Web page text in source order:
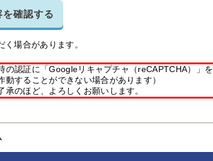
を確認する
場合があります。
の認証に「Googleリキャプチャ（reCAPTCHA）」を
することができない場合があります）
のほど、よろしくお願いします。